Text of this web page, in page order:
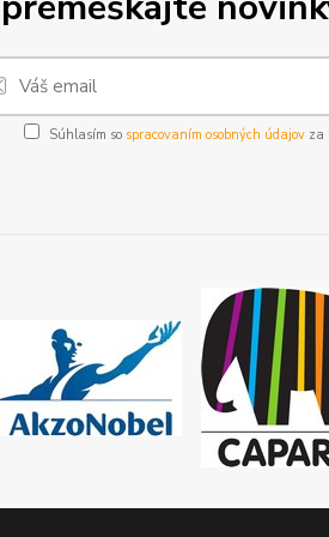
Súhlasím so spracovaním osobných údajov za